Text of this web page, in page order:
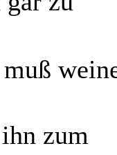
zum